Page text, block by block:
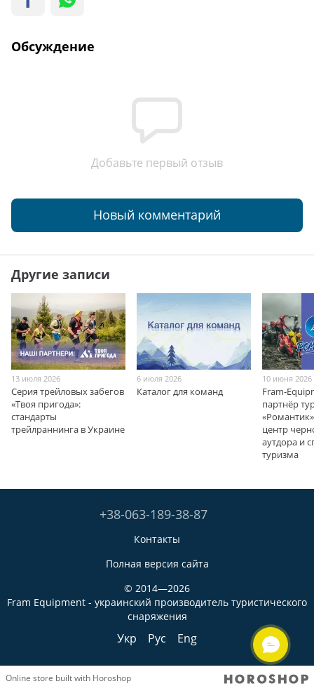
Обсуждение
Добавьте первый отзыв
Новый комментарий
Другие записи
13 июля 2026
Серия трейловых забегов
«Твоя пригода»:
стандарты
трейлраннинга в Украине
6 июля 2026
Каталог для команд
10 июня 2026
Fram-
партнёр
центр
аутдора и
туризма
+38-063-189-38-87
Контакты
Полная версия сайта
© 2014—2026
Fram Equipment - украинский производитель туристического
снаряжения
Укр Рус Eng
Online store built with Horoshop